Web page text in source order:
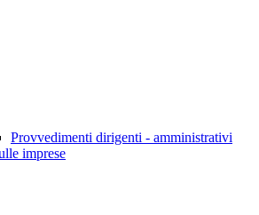
Provvedimenti dirigenti - amministrativi
imprese